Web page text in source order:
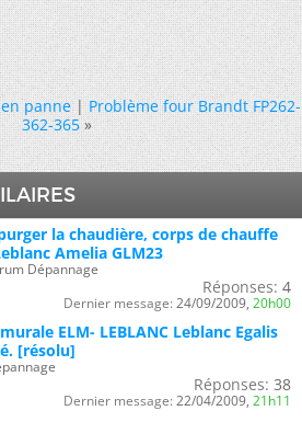
panne|Problème four Brandt FP262-
362-365 »
la chaudière, corps de chauffe
Amelia GLM23
Dépannage
Réponses: 4
Dernier message: 24/09/2009, 20h00
ELM- LEBLANC Leblanc Egalis
[résolu]
Réponses: 38
Dernier message: 22/04/2009, 21h11